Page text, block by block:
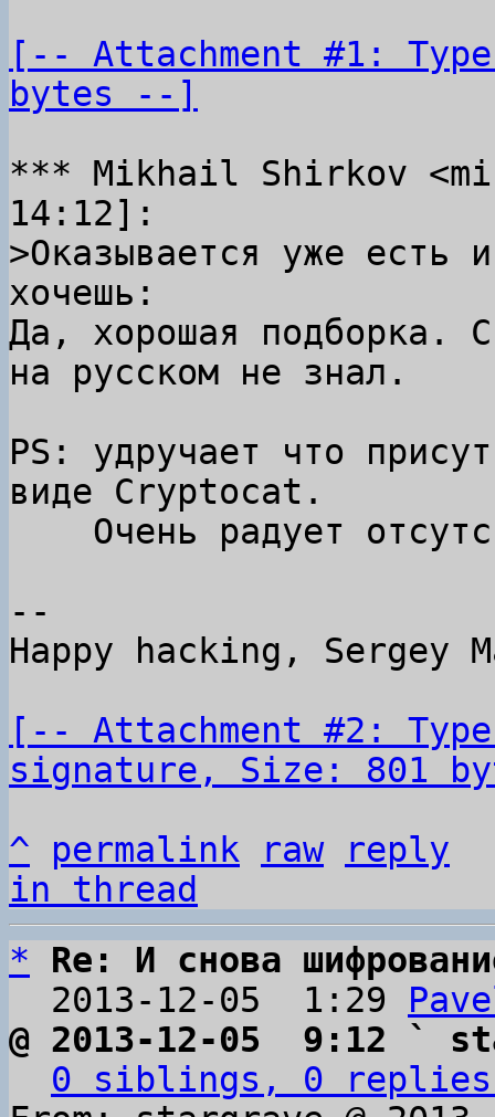
[-- Attachment #1:
bytes --]
*** Mikhail Shirkov
>Оказывается уже есть
Да, хорошая подборка.
на русском не знал.
PS: удручает что
виде Cryptocat.
--
Happy hacking, Sergey
[-- Attachment #2:
signature, Size: 801
^
permalink raw
reply
in thread
*
Re: И снова
  2013-12-05  1:29
@ 2013-12-05  9:12 `
0 siblings, 0 replies;